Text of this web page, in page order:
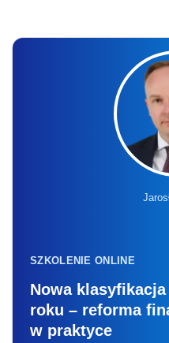
SZKOLENIE ONLINE
Nowa
roku – reforma
w praktyce